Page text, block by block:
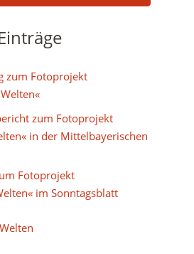
zum Fotoprojekt
zum Fotoprojekt
in der Mittelbayerischen
Fotoprojekt
im Sonntagsblatt